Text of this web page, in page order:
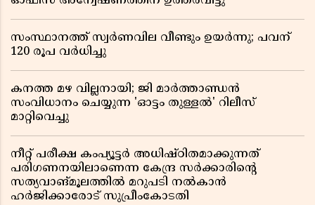
സംസ്ഥാനത്ത് സ്വര്‍ണവില വീണ്ടും ഉയർന്നു; പവന്
120 രൂപ വര്‍ധിച്ചു
കനത്ത മഴ വില്ലനായി; ജി മാർത്താണ്ഡൻ
സംവിധാനം ചെയ്യുന്ന 'ഓട്ടം തുള്ളൽ' റിലീസ്
മാറ്റിവെച്ചു
നീറ്റ് പരീക്ഷ കംപ്യൂട്ടർ അധിഷ്ഠിതമാക്കുന്നത്
പരിഗണനയിലാണെന്ന കേന്ദ്ര സർക്കാരിൻ്റെ
സത്യവാങ്മൂലത്തിൽ മറുപടി നൽകാൻ
ഹർജിക്കാരോട് സുപ്രീംകോടതി